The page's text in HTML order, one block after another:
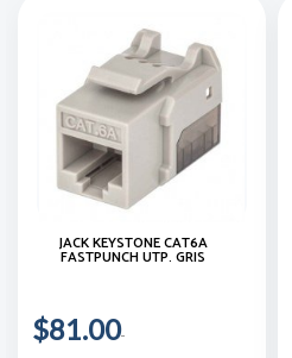
JACK KEYSTONE CAT6A
FASTPUNCH UTP. GRIS
$81.00